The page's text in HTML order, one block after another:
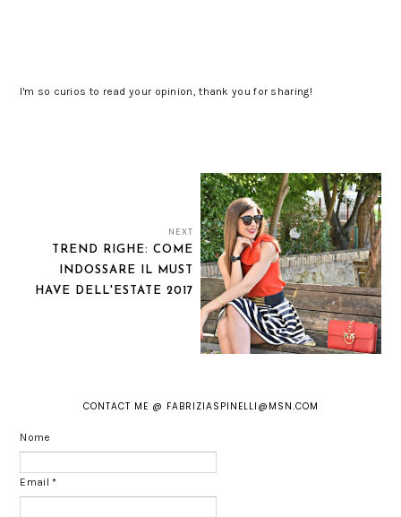
I'm so curios to read your opinion, thank you for sharing!
NEXT
TREND RIGHE: COME
INDOSSARE IL MUST
HAVE DELL'ESTATE 2017
CONTACT ME @ FABRIZIASPINELLI@MSN.COM
Nome
Email*